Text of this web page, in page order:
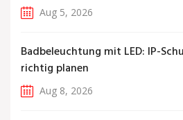
Aug 5, 2026
Badbeleuchtung mit LED: IP-
richtig planen
Aug 8, 2026